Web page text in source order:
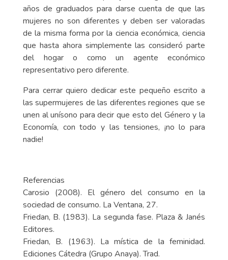
años de graduados para darse cuenta de que las
mujeres no son diferentes y deben ser valoradas
de la misma forma por la ciencia económica, ciencia
que hasta ahora simplemente las consideró parte
del hogar o como un agente económico
representativo pero diferente.
Para cerrar quiero dedicar este pequeño escrito a
las supermujeres de las diferentes regiones que se
unen al unísono para decir que esto del Género y la
Economía, con todo y las tensiones, ¡no lo para
nadie!
Referencias
Carosio (2008). El género del consumo en la
sociedad de consumo. La Ventana, 27.
Friedan, B. (1983). La segunda fase. Plaza & Janés
Editores.
Friedan, B. (1963). La mística de la feminidad.
Ediciones Cátedra (Grupo Anaya). Trad.